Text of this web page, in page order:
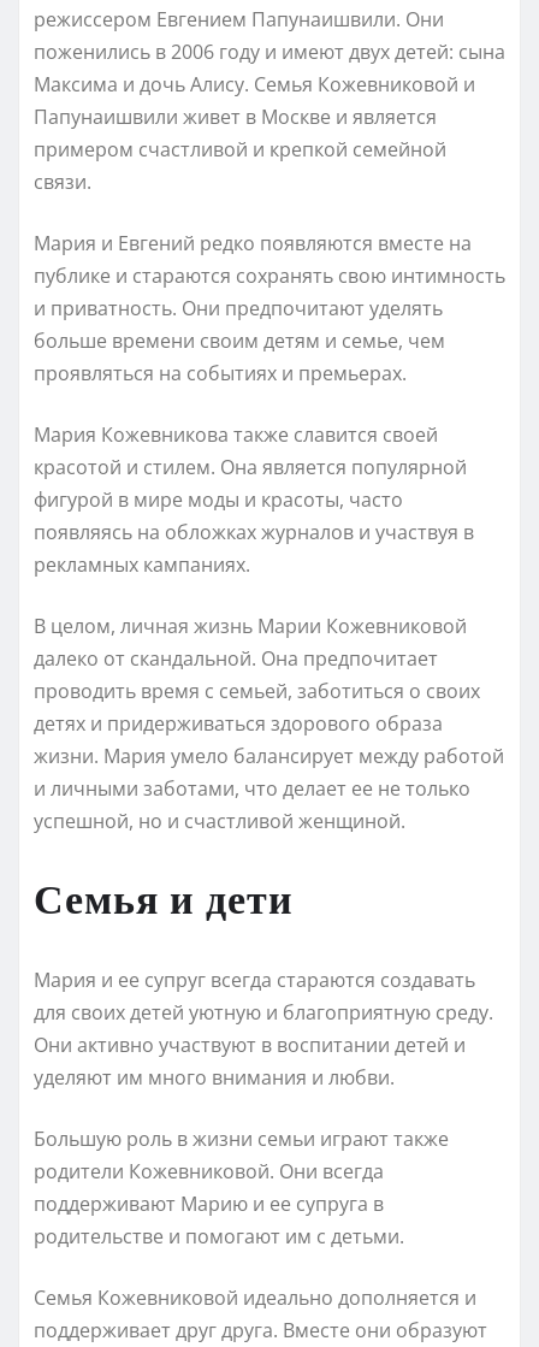
режиссером Евгением Папунаишвили. Они
поженились в 2006 году и имеют двух детей: сына
Максима и дочь Алису. Семья Кожевниковой и
Папунаишвили живет в Москве и является
примером счастливой и крепкой семейной
связи.
Мария и Евгений редко появляются вместе на
публике и стараются сохранять свою интимность
и приватность. Они предпочитают уделять
больше времени своим детям и семье, чем
проявляться на событиях и премьерах.
Мария Кожевникова также славится своей
красотой и стилем. Она является популярной
фигурой в мире моды и красоты, часто
появляясь на обложках журналов и участвуя в
рекламных кампаниях.
В целом, личная жизнь Марии Кожевниковой
далеко от скандальной. Она предпочитает
проводить время с семьей, заботиться о своих
детях и придерживаться здорового образа
жизни. Мария умело балансирует между работой
и личными заботами, что делает ее не только
успешной, но и счастливой женщиной.
Семья и дети
Мария и ее супруг всегда стараются создавать
для своих детей уютную и благоприятную среду.
Они активно участвуют в воспитании детей и
уделяют им много внимания и любви.
Большую роль в жизни семьи играют также
родители Кожевниковой. Они всегда
поддерживают Марию и ее супруга в
родительстве и помогают им с детьми.
Семья Кожевниковой идеально дополняется и
поддерживает друг друга. Вместе они образуют